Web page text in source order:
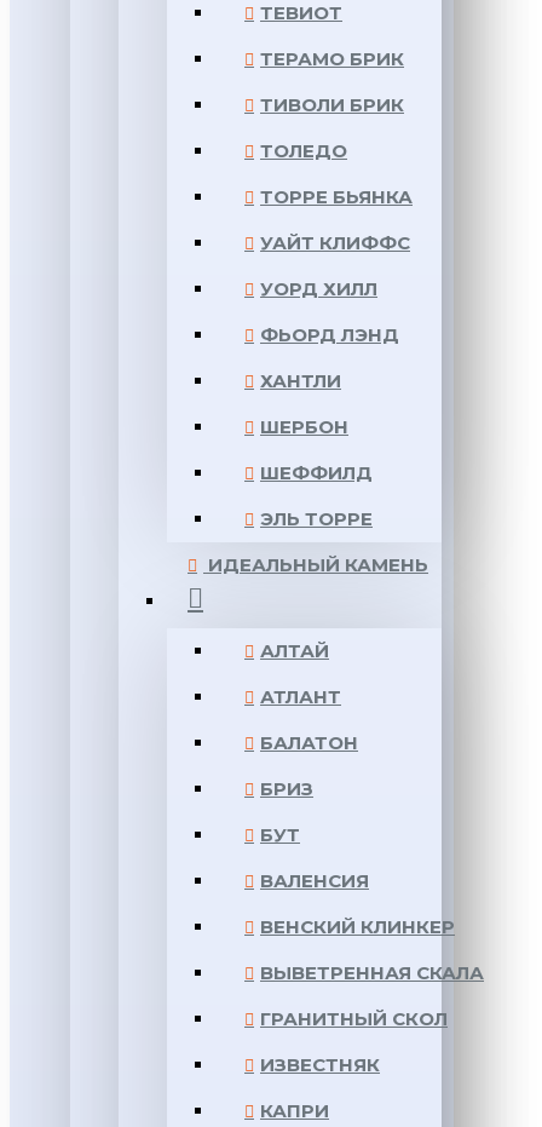
ТЕВИОТ
ТЕРАМО БРИК
ТИВОЛИ БРИК
ТОЛЕДО
ТОРРЕ БЬЯНКА
УАЙТ КЛИФФС
УОРД ХИЛЛ
ФЬОРД ЛЭНД
ХАНТЛИ
ШЕРБОН
ШЕФФИЛД
ЭЛЬ ТОРРЕ
ИДЕАЛЬНЫЙ КАМЕНЬ
АЛТАЙ
АТЛАНТ
БАЛАТОН
БРИЗ
БУТ
ВАЛЕНСИЯ
ВЕНСКИЙ КЛИНКЕР
ВЫВЕТРЕННАЯ СКАЛА
ГРАНИТНЫЙ СКОЛ
ИЗВЕСТНЯК
КАПРИ